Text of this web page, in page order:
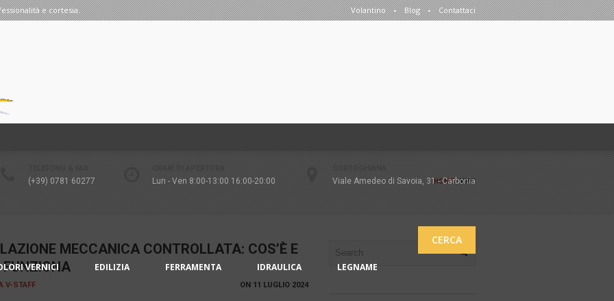
Volantino Blog Contattaci
e cortesia.
(+39) 0781 60277 Lun - Ven 8:00-13:00 16:00-20:00 Viale Amedeo di Savoia, 31 - Carbonia
CERCA
VERNICI EDILIZIA FERRAMENTA IDRAULICA LEGNAME
HOME /VMC
MECCANICA CONTROLLATA: COS’È E
FUNZIONA
ON 11 LUGLIO 2024
V-STAFF